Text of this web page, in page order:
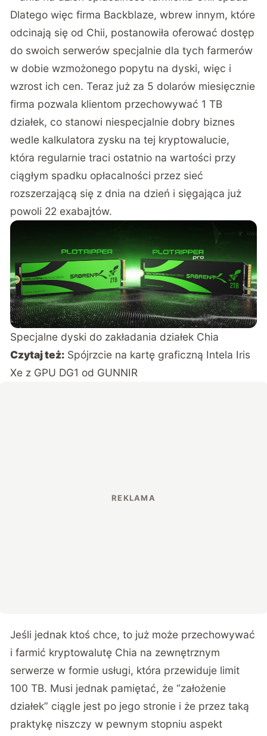
Dlatego więc firma Backblaze, wbrew innym, które
odcinają się od Chii, postanowiła oferować dostęp
do swoich serwerów specjalnie dla tych farmerów
w dobie wzmożonego popytu na dyski, więc i
wzrost ich cen. Teraz już za 5 dolarów miesięcznie
firma pozwala klientom przechowywać 1 TB
działek, co stanowi niespecjalnie dobry biznes
wedle kalkulatora zysku na tej kryptowalucie,
która regularnie traci ostatnio na wartości przy
ciągłym spadku opłacalności przez sieć
rozszerzającą się z dnia na dzień i sięgająca już
powoli 22 exabajtów.
Specjalne dyski do zakładania działek Chia
Czytaj też: Spójrzcie na kartę graficzną Intela Iris
Xe z GPU DG1 od GUNNIR
Jeśli jednak ktoś chce, to już może przechowywać
i farmić kryptowalutę Chia na zewnętrznym
serwerze w formie usługi, która przewiduje limit
100 TB. Musi jednak pamiętać, że “założenie
działek” ciągle jest po jego stronie i że przez taką
praktykę niszczy w pewnym stopniu aspekt